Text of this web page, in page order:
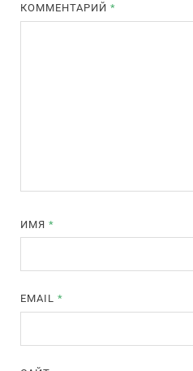
КОММЕНТАРИЙ*
ИМЯ*
EMAIL*